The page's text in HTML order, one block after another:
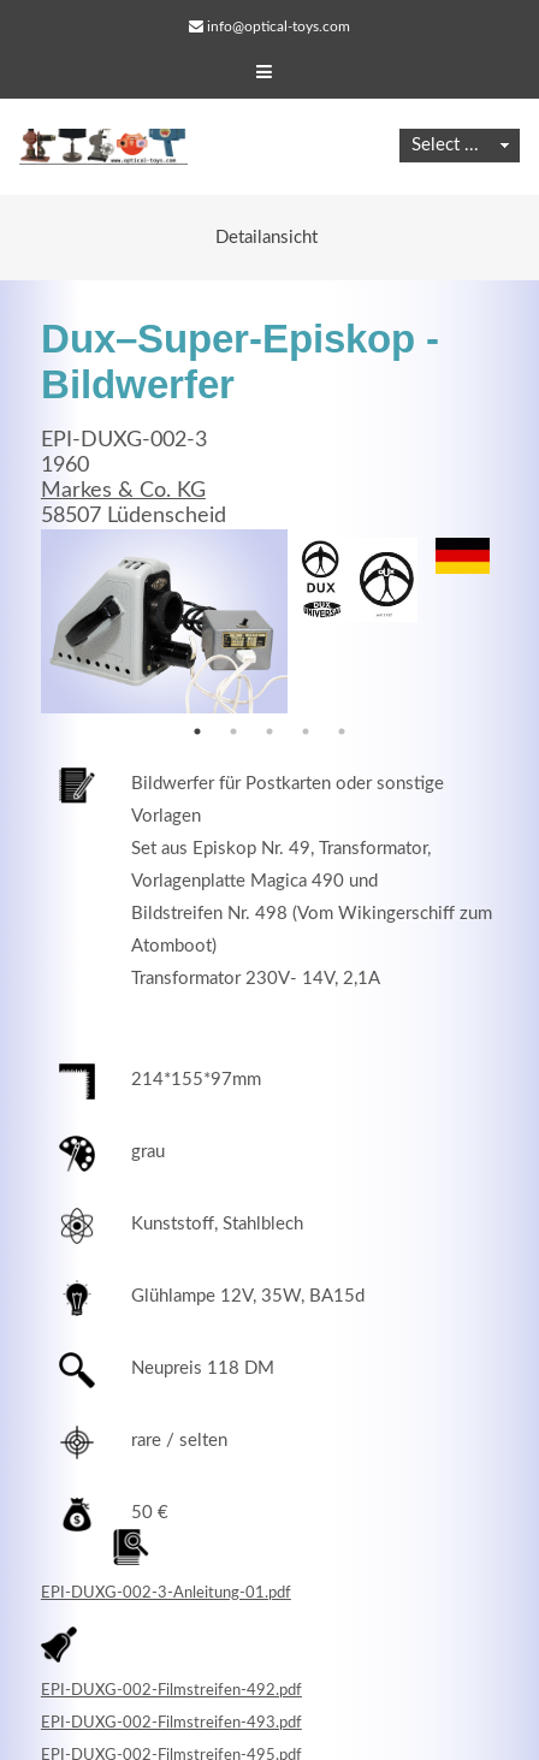
info@optical-toys.com
Detailansicht
Dux–Super-Episkop -
Bildwerfer
EPI-DUXG-002-3
1960
Markes & Co. KG
58507 Lüdenscheid
Bildwerfer für Postkarten oder sonstige
Vorlagen
Set aus Episkop Nr. 49, Transformator,
Vorlagenplatte Magica 490 und
Bildstreifen Nr. 498 (Vom Wikingerschiff zum
Atomboot)
Transformator 230V- 14V, 2,1A
214*155*97mm
grau
Kunststoff, Stahlblech
Glühlampe 12V, 35W, BA15d
Neupreis 118 DM
rare / selten
50 €
EPI-DUXG-002-3-Anleitung-01.pdf
EPI-DUXG-002-Filmstreifen-492.pdf
EPI-DUXG-002-Filmstreifen-493.pdf
EPI-DUXG-002-Filmstreifen-495.pdf
Web Projects
Lorem ipsum dolor sit amet, consectetuer adipiscing
elit. Aenean commodo ligula eget dolor.
MEHR INFOS
Good Service
Lorem ipsum dolor sit amet, consectetuer adipiscing
MEHR INFOS
elit. Aenean commodo ligula eget dolor.